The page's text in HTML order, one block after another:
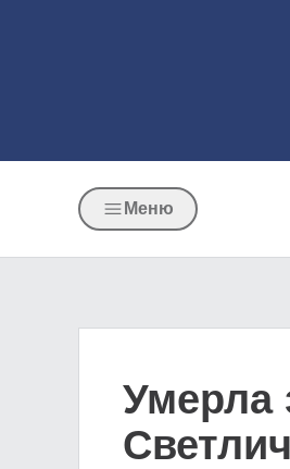
Меню
Умерла